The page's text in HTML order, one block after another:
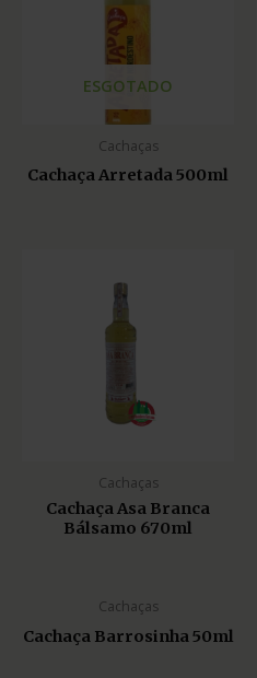
ESGOTADO
Cachaças
Cachaça Arretada 500ml
Cachaças
Cachaça Asa Branca
Bálsamo 670ml
Cachaças
Cachaça Barrosinha 50ml